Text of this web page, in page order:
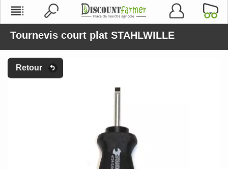
Tournevis court plat STAHLWILLE
Retour